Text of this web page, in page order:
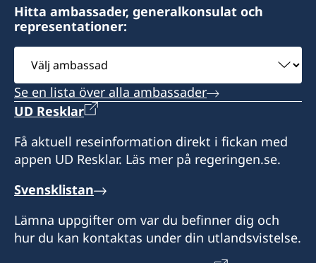
Besök: efter tidsbokning (boka tid per telefon
eller email)
Adress: Av. Mariscal La Mar 750, Of. 601,
Miraflores, Lima 15074, Perú
Konsulatet är stängt på Perus nationella
helgdagar.
Jerónimo, Cusco, Perú
Hitta ambassader, generalkonsulat och
representationer:
Välj
ambassad
Se en lista över alla ambassader
UD Resklar
Få aktuell reseinformation direkt i fickan med
appen UD Resklar. Läs mer på regeringen.se.
Svensklistan
Lämna uppgifter om var du befinner dig och
hur du kan kontaktas under din utlandsvistelse.